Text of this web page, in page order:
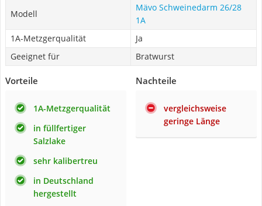
Modell
Mävo Schweinedarm 26/28
1A
1A-Metzgerqualität
Ja
Geeignet für
Bratwurst
Vorteile
1A-Metzgerqualität
in füllfertiger
Salzlake
sehr kalibertreu
in Deutschland
hergestellt
Nachteile
vergleichsweise
geringe Länge